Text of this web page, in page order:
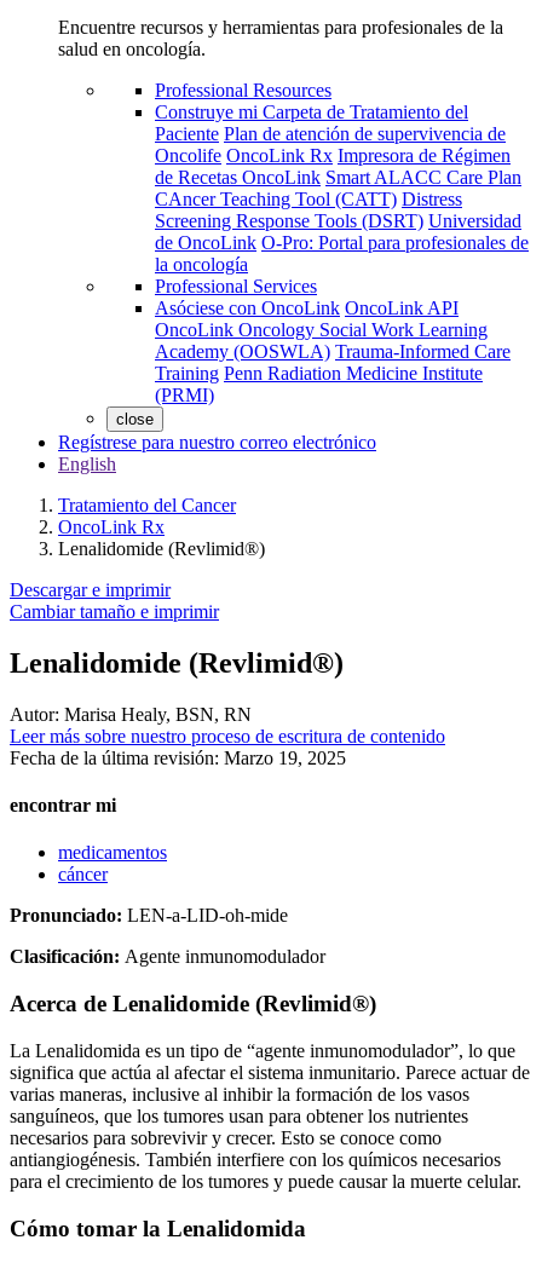
Encuentre recursos y herramientas para profesionales de la
salud en oncología.
Professional Resources
Construye mi Carpeta de Tratamiento del
Paciente Plan de atención de supervivencia de
Oncolife OncoLink Rx Impresora de Régimen
de Recetas OncoLink Smart ALACC Care Plan
CAncer Teaching Tool (CATT) Distress
Screening Response Tools (DSRT) Universidad
de OncoLink O-Pro: Portal para profesionales de
la oncología
Professional Services
Asóciese con OncoLink OncoLink API
OncoLink Oncology Social Work Learning
Academy (OOSWLA) Trauma-Informed Care
Training Penn Radiation Medicine Institute
(PRMI)
close
Regístrese para nuestro correo electrónico
English
Tratamiento del Cancer
OncoLink Rx
Lenalidomide (Revlimid®)
Descargar e imprimir
Cambiar tamaño e imprimir
Lenalidomide (Revlimid®)
Autor: Marisa Healy, BSN, RN
Leer más sobre nuestro proceso de escritura de contenido
Fecha de la última revisión: Marzo 19, 2025
encontrar mi
medicamentos
cáncer
Pronunciado: LEN-a-LID-oh-mide
Clasificación: Agente inmunomodulador
Acerca de Lenalidomide (Revlimid®)
La Lenalidomida es un tipo de “agente inmunomodulador”, lo que
significa que actúa al afectar el sistema inmunitario. Parece actuar de
varias maneras, inclusive al inhibir la formación de los vasos
sanguíneos, que los tumores usan para obtener los nutrientes
necesarios para sobrevivir y crecer. Esto se conoce como
antiangiogénesis. También interfiere con los químicos necesarios
para el crecimiento de los tumores y puede causar la muerte celular.
Cómo tomar la Lenalidomida